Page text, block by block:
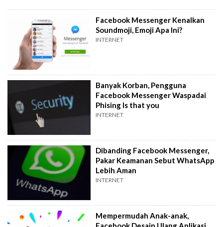
Facebook Messenger Kenalkan
Soundmoji, Emoji Apa Ini?
INTERNET
Banyak Korban, Pengguna
Facebook Messenger Waspadai
Phising Is that you
INTERNET
Dibanding Facebook Messenger,
Pakar Keamanan Sebut WhatsApp
Lebih Aman
INTERNET
Mempermudah Anak-anak,